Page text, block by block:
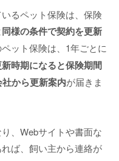
るペット保険は、保険
様の条件で契約を更新
ット保険は、1年ごとに
時期になると保険期間
から更新案内が届きま
、Webサイトや書面な
ば、飼い主から連絡が